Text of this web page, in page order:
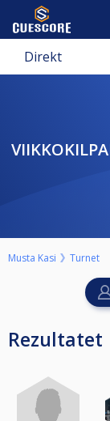
Direkt
VIIKKOKILPAILU, RG 14/19, 9-PALLO 3.4.2025
Musta Kasi Turnet
Rezultatet